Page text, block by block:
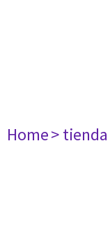
Home> tienda